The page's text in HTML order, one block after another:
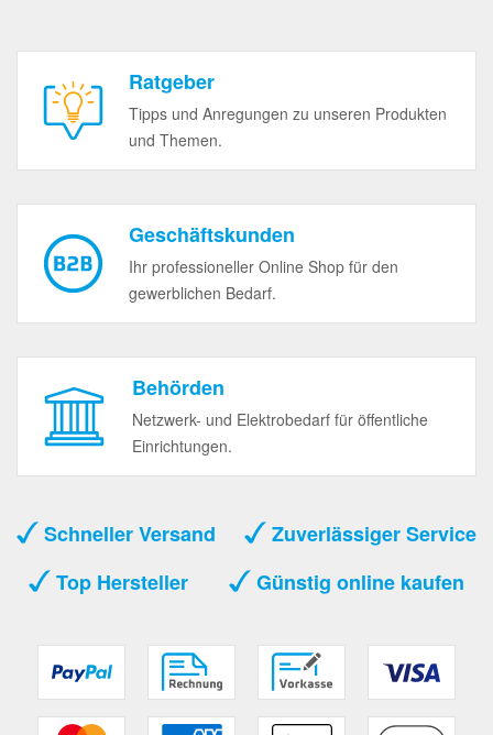
Ratgeber
Tipps und Anregungen zu unseren Produkten
und Themen.
Geschäftskunden
Ihr professioneller Online Shop für den
gewerblichen Bedarf.
Behörden
Netzwerk- und Elektrobedarf für öffentliche
Einrichtungen.
Schneller Versand
Zuverlässiger Service
Top Hersteller
Günstig online kaufen